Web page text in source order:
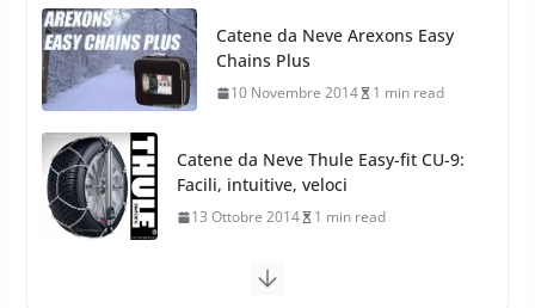
Catene da Neve Thule Easy-fit CU-9:
Facili, intuitive, veloci
13 Ottobre 2014 1 min read
Calze da Neve Arexocks by
Arexons
26 Ottobre 2013 1 min read
Calze da Neve per Auto 2025: